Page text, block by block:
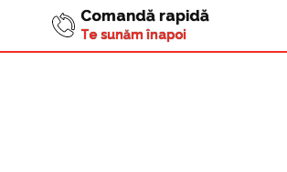
Comandă rapidă
Te sunăm înapoi